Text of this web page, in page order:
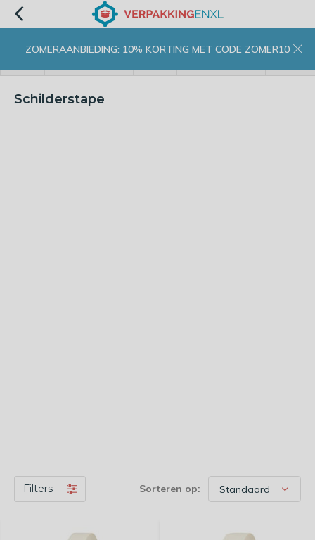
ZOMERAANBIEDING: 10% KORTING MET CODE ZOMER10
Schilderstape
Filters Sorteren op: